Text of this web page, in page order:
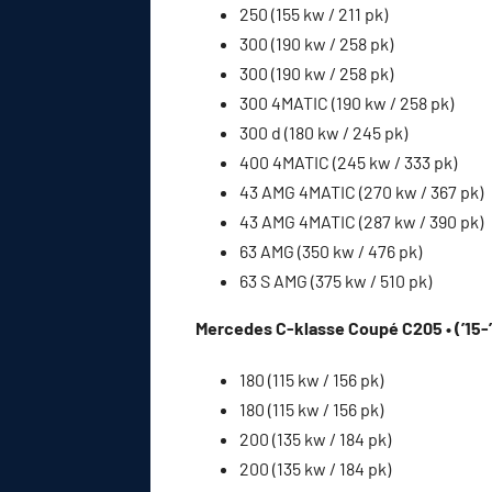
250 (155 kw / 211 pk)
300 (190 kw / 258 pk)
300 (190 kw / 258 pk)
300 4MATIC (190 kw / 258 pk)
300 d (180 kw / 245 pk)
400 4MATIC (245 kw / 333 pk)
43 AMG 4MATIC (270 kw / 367 pk)
43 AMG 4MATIC (287 kw / 390 pk)
63 AMG (350 kw / 476 pk)
63 S AMG (375 kw / 510 pk)
Mercedes C-klasse Coupé C205 • (’15-
180 (115 kw / 156 pk)
180 (115 kw / 156 pk)
200 (135 kw / 184 pk)
200 (135 kw / 184 pk)